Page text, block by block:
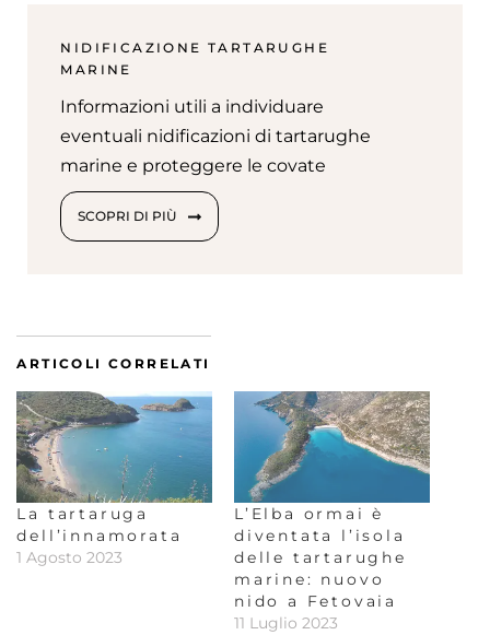
NIDIFICAZIONE TARTARUGHE
MARINE
Informazioni utili a individuare
eventuali nidificazioni di tartarughe
marine e proteggere le covate
SCOPRI DI PIÙ
ARTICOLI CORRELATI
La tartaruga
dell’innamorata
1 Agosto 2023
L’Elba ormai è
diventata l’isola
delle tartarughe
marine: nuovo
nido a Fetovaia
11 Luglio 2023